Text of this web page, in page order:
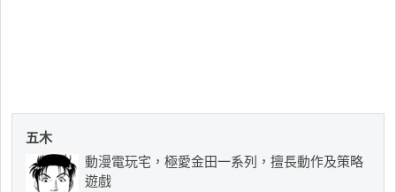
五木
動漫電玩宅，極愛金田一系列，擅長動作及策略
遊戲